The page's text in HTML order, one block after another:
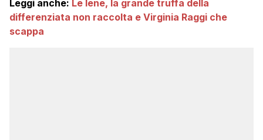
Leggi anche: Le Iene, la grande truffa della
differenziata non raccolta e Virginia Raggi che
scappa